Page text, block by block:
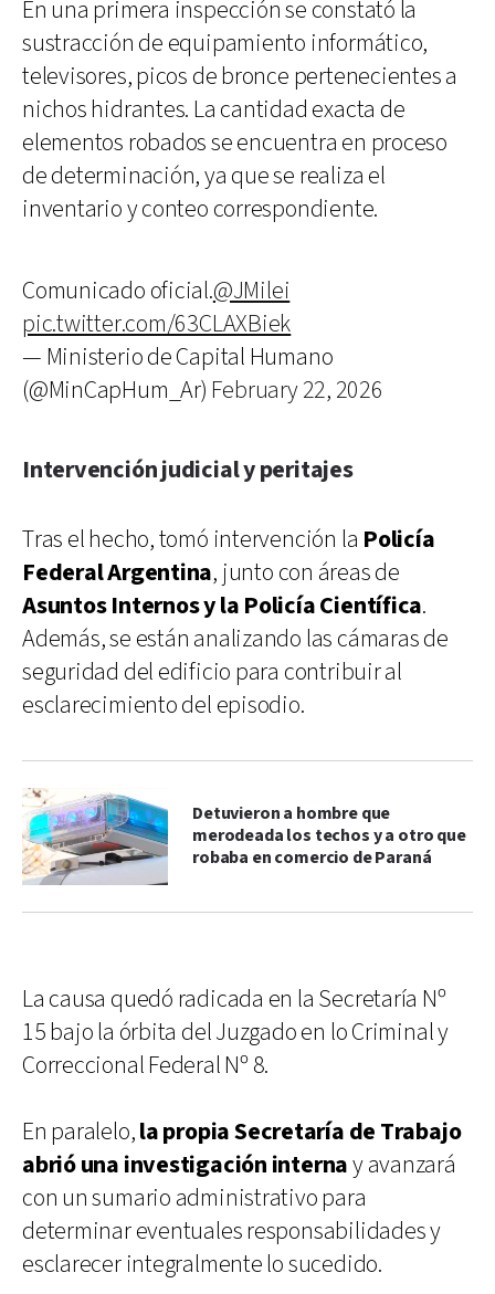
En una primera inspección se constató la
sustracción de equipamiento informático,
televisores, picos de bronce pertenecientes a
nichos hidrantes. La cantidad exacta de
elementos robados se encuentra en proceso
de determinación, ya que se realiza el
inventario y conteo correspondiente.
Comunicado oficial.@JMilei
pic.twitter.com/63CLAXBiek
— Ministerio de Capital Humano
(@MinCapHum_Ar) February 22, 2026
Intervención judicial y peritajes
Tras el hecho, tomó intervención la Policía
Federal Argentina, junto con áreas de
Asuntos Internos y la Policía Científica.
Además, se están analizando las cámaras de
seguridad del edificio para contribuir al
esclarecimiento del episodio.
Detuvieron a hombre que
merodeada los techos y a otro que
robaba en comercio de Paraná
La causa quedó radicada en la Secretaría Nº
15 bajo la órbita del Juzgado en lo Criminal y
Correccional Federal Nº 8.
En paralelo,la propia Secretaría de Trabajo
abrió una investigación internay avanzará
con un sumario administrativo para
determinar eventuales responsabilidades y
esclarecer integralmente lo sucedido.